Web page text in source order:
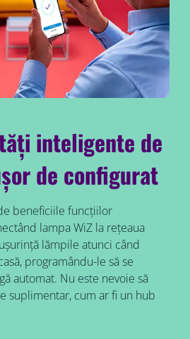
inteligente de
de configurat
beneficiile funcțiilor
lampa WiZ la rețeaua
lămpile atunci când
programându-le să se
automat. Nu este nevoie să
suplimentar, cum ar fi un hub